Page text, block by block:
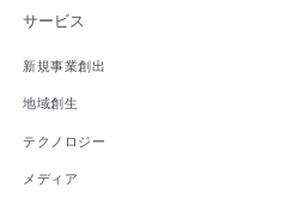
サービス
新規事業創出
地域創生
テクノロジー
メディア